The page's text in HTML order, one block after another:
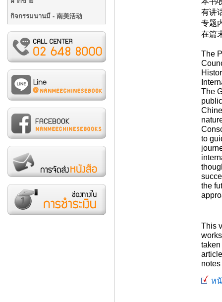
กิจกรรมนานมี - 南美活动
有讲
专题
在篇
The
The
to
the
This
ห